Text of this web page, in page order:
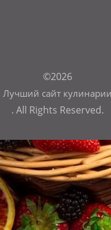
©2026
Лучший сайт кулинарии
. All Rights Reserved.